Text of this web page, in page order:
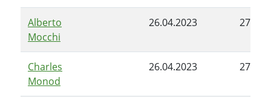
Alberto
Mocchi
26.04.2023
Charles
Monod
26.04.2023